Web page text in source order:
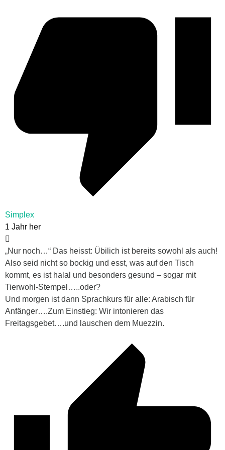
Simplex
1 Jahr her
„Nur noch…“ Das heisst: Übilich ist bereits sowohl als auch!
Also seid nicht so bockig und esst, was auf den Tisch
kommt, es ist halal und besonders gesund – sogar mit
Tierwohl-Stempel…..oder?
Und morgen ist dann Sprachkurs für alle: Arabisch für
Anfänger….Zum Einstieg: Wir intonieren das
Freitagsgebet….und lauschen dem Muezzin.